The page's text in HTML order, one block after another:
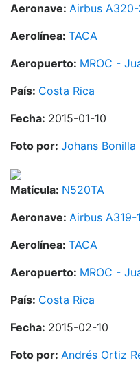
Aeronave: Airbus
Aerolínea: TACA
Aeropuerto: MROC -
País: Costa Rica
Fecha: 2015-01-10
Foto por: Johans Bonilla
Matícula: N520TA
Aeronave: Airbus A319-
Aerolínea: TACA
Aeropuerto: MROC -
País: Costa Rica
Fecha: 2015-02-10
Foto por: Andrés Ortiz